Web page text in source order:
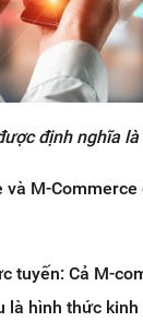
định nghĩa
và M-
tuyến: Cả M-
là hình thức